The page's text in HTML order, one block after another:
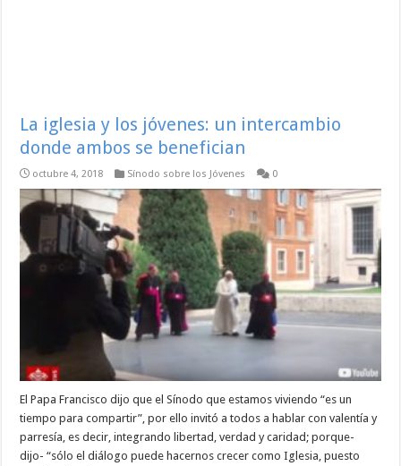
La iglesia y los jóvenes: un intercambio
donde ambos se benefician
octubre 4, 2018 Sínodo sobre los Jóvenes 0
El Papa Francisco dijo que el Sínodo que estamos viviendo “es un
tiempo para compartir”, por ello invitó a todos a hablar con valentía y
parresía, es decir, integrando libertad, verdad y caridad; porque-
dijo- “sólo el diálogo puede hacernos crecer como Iglesia, puesto